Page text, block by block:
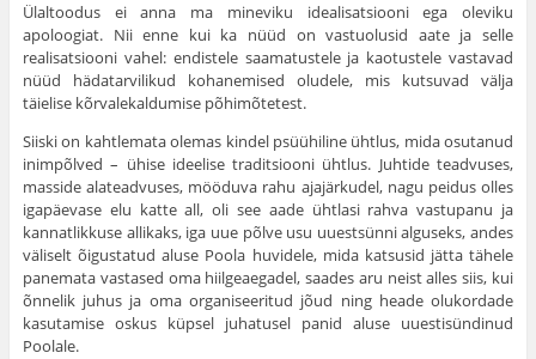
Ülaltoodus ei anna ma mineviku idealisatsiooni ega oleviku
apoloogiat. Nii enne kui ka nüüd on vastuolusid aate ja selle
realisatsiooni vahel: endistele saamatustele ja kaotustele vastavad
nüüd hädatarvilikud kohanemised oludele, mis kutsuvad välja
täielise kõrvalekaldumise põhimõtetest.
Siiski on kahtlemata olemas kindel psüühiline üht­lus, mida osutanud
inimpõlved – ühise ideelise tradit­siooni ühtlus. Juhtide teadvuses,
masside alateadvuses, mööduva rahu ajajärkudel, nagu peidus olles
igapäevase elu katte all, oli see aade ühtlasi rahva vastupanu ja
kannatlikkuse allikaks, iga uue põlve usu uuestsünni algu­seks, andes
väliselt õigustatud aluse Poola huvidele, mida katsusid jätta tähele
panemata vastased oma hiilgeaegadel, saades aru neist alles siis, kui
õnnelik juhus ja oma organiseeritud jõud ning heade olukordade
kasutamise oskus küpsel juhatusel panid aluse uuestisündinud
Poolale.